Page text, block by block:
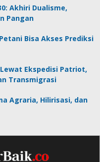
Akhiri Dualisme,
Pangan
Bisa Akses Prediksi
Ekspedisi Patriot,
Transmigrasi
Agraria, Hilirisasi, dan